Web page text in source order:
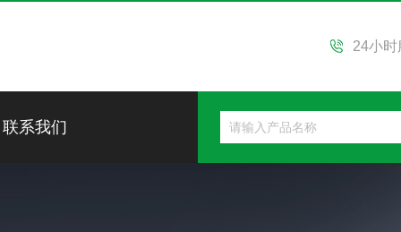
24小
联系我们